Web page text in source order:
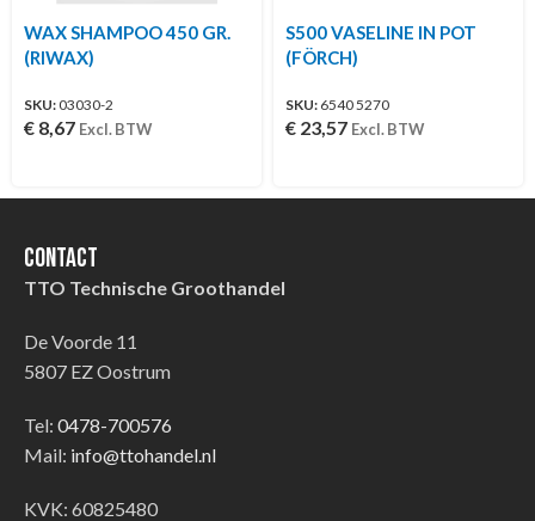
WAX SHAMPOO 450 GR.
(RIWAX)
SKU: 03030-2
€ 8,67 Excl. BTW
S500 VASELINE IN POT
(FÖRCH)
SKU: 6540 5270
€ 23,57 Excl. BTW
Contact
TTO Technische Groothandel
De Voorde 11
5807 EZ Oostrum
Tel: 0478-700576
Mail: info@ttohandel.nl
KVK: 60825480